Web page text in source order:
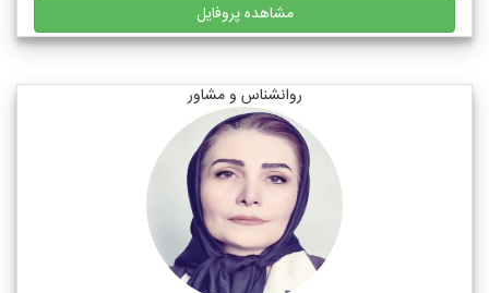
مشاهده پروفایل
روانشناس و مشاور